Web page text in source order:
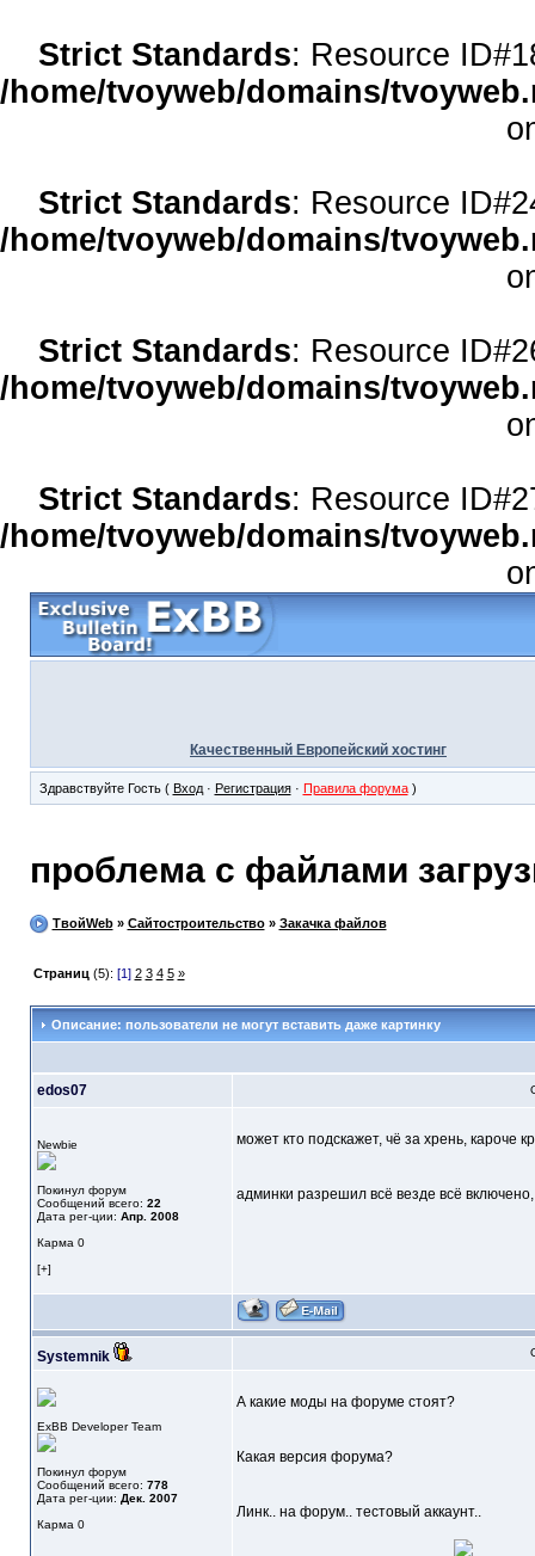
Strict Standards: Resource
/home/tvoyweb/domains/
Strict Standards: Resource
/home/tvoyweb/domains/
Strict Standards: Resource
/home/tvoyweb/domains/
Strict Standards: Resource
/home/tvoyweb/domains/
Качественный Европейский хостинг
Здравствуйте Гость ( Вход· Регистрация· Правила форума)
проблема с файлами
ТвойWeb» Сайтостроительство» Закачка файлов
Страниц (5): [1] 2 3 4 5 »
Описание: пользователи не могут вставить даже картинку
edos07
Newbie
Покинул форум
Сообщений всего: 22
Дата рег-ции: Апр. 2008
Карма 0
[+]
может кто подскажет, чё за хрень, кароче
админки разрешил всё везде всё
Systemnik
ExBB Developer Team
Покинул форум
Сообщений всего: 778
Дата рег-ции: Дек. 2007
Карма 0
А какие моды на форуме стоят?
Какая версия форума?
Линк.. на форум.. тестовый аккаунт..